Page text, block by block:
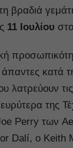
βραδιά
11 Ιουλίου στο
άπαντες κατά
λατρεύουν
της
Perry των
Dalí, ο Keith